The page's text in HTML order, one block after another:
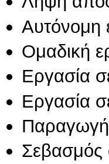
Αυτόνομη
Ομαδική
Εργασία
Εργασία
Παραγωγή
Σεβασμός